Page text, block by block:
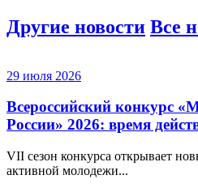
Другие новости Все
29 июля 2026
Всероссийский конкурс
России» 2026: время
VII сезон конкурса открывает
активной молодежи...